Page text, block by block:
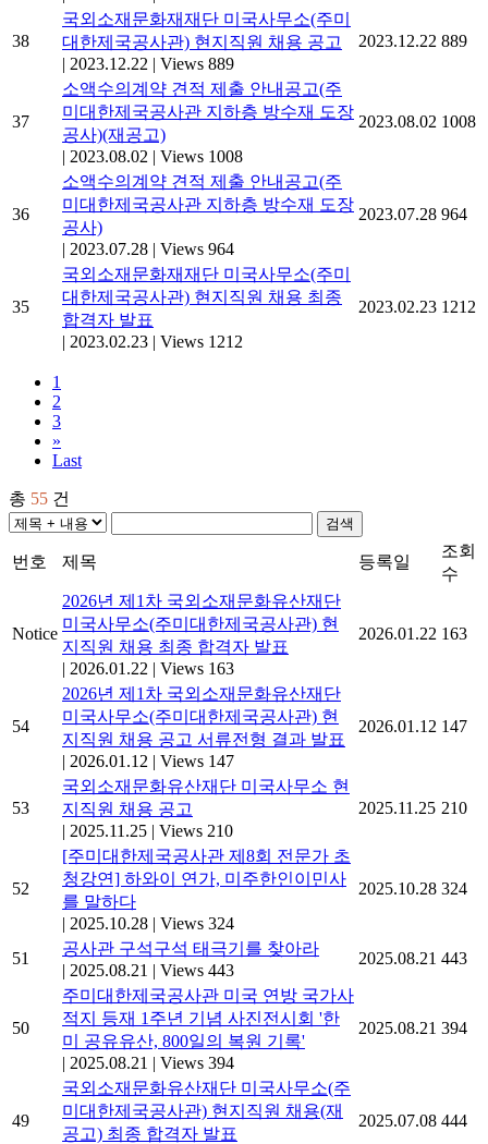
38
국외소재문화재재단 미국사무소(주미
대한제국공사관) 현지직원 채용 공고
| 2023.12.22 | Views 889
2023.12.22 889
37
소액수의계약 견적 제출 안내공고(주
미대한제국공사관 지하층 방수재 도장
공사)(재공고)
| 2023.08.02 | Views 1008
2023.08.02 1008
36
소액수의계약 견적 제출 안내공고(주
미대한제국공사관 지하층 방수재 도장
공사)
| 2023.07.28 | Views 964
2023.07.28 964
35
국외소재문화재재단 미국사무소(주미
대한제국공사관) 현지직원 채용 최종
합격자 발표
| 2023.02.23 | Views 1212
2023.02.23 1212
1
2
3
»
Last
총 55 건
검색
번호 제목 등록일
조회
수
Notice
2026년 제1차 국외소재문화유산재단
미국사무소(주미대한제국공사관) 현
지직원 채용 최종 합격자 발표
| 2026.01.22 | Views 163
2026.01.22 163
54
2026년 제1차 국외소재문화유산재단
미국사무소(주미대한제국공사관) 현
지직원 채용 공고 서류전형 결과 발표
| 2026.01.12 | Views 147
2026.01.12 147
53
국외소재문화유산재단 미국사무소 현
지직원 채용 공고
| 2025.11.25 | Views 210
2025.11.25 210
52
[주미대한제국공사관 제8회 전문가 초
청강연] 하와이 연가, 미주한인이민사
를 말하다
| 2025.10.28 | Views 324
2025.10.28 324
51
공사관 구석구석 태극기를 찾아라
| 2025.08.21 | Views 443
2025.08.21 443
50
주미대한제국공사관 미국 연방 국가사
적지 등재 1주년 기념 사진전시회 '한
미 공유유산, 800일의 복원 기록'
| 2025.08.21 | Views 394
2025.08.21 394
49
국외소재문화유산재단 미국사무소(주
미대한제국공사관) 현지직원 채용(재
공고) 최종 합격자 발표
2025.07.08 444